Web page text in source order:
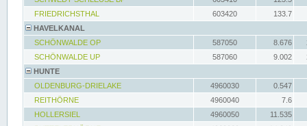
FRIEDRICHSTHAL
603420
133.7
HAVELKANAL
SCHÖNWALDE OP
587050 8.676
SCHÖNWALDE UP
587060 9.002
HUNTE
OLDENBURG-DRIELAKE
4960030
0.547
REITHÖRNE
4960040
7.6
HOLLERSIEL
4960050
11.535